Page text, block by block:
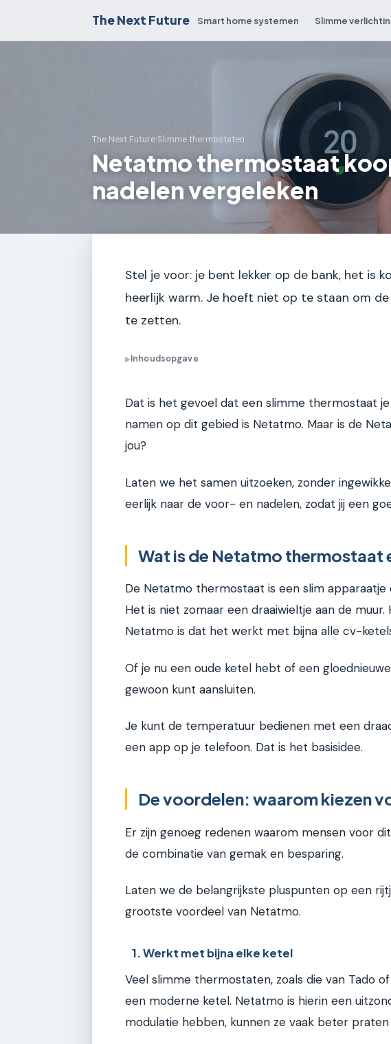
The Next Future Smart home systemen Slimme
The Next Future›Slimme thermostaten
Netatmo thermostaat
nadelen vergeleken
Stel je voor: je bent lekker op de bank, het is
heerlijk warm. Je hoeft niet op te staan om
te zetten.
▶Inhoudsopgave
Dat is het gevoel dat een slimme thermostaat
namen op dit gebied is Netatmo. Maar is de
jou?
Laten we het samen uitzoeken, zonder
eerlijk naar de voor- en nadelen, zodat jij een
Wat is de Netatmo thermostaat
De Netatmo thermostaat is een slim
Het is niet zomaar een draaiwieltje aan de
Netatmo is dat het werkt met bijna alle cv-
Of je nu een oude ketel hebt of een
gewoon kunt aansluiten.
Je kunt de temperatuur bedienen met een
een app op je telefoon. Dat is het basisidee.
De voordelen: waarom kiezen
Er zijn genoeg redenen waarom mensen voor
de combinatie van gemak en besparing.
Laten we de belangrijkste pluspunten op een
grootste voordeel van Netatmo.
1. Werkt met bijna elke ketel
Veel slimme thermostaten, zoals die van Tado
een moderne ketel. Netatmo is hierin een
modulatie hebben, kunnen ze vaak beter